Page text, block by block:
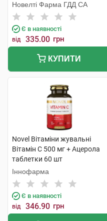
Новелті Фарма ГДД СА
Є в наявності
від 335.00 грн
КУПИТИ
Novel Вітаміни жувальні
Вітамін C 500 мг + Ацерола
таблетки 60 шт
Іннофарма
Є в наявності
від 346.90 грн